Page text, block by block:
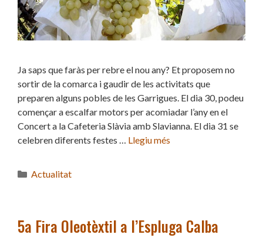
Ja saps que faràs per rebre el nou any? Et proposem no
sortir de la comarca i gaudir de les activitats que
preparen alguns pobles de les Garrigues. El dia 30, podeu
començar a escalfar motors per acomiadar l’any en el
Concert a la Cafeteria Slàvia amb Slavianna. El dia 31 se
celebren diferents festes … Llegiu més
Categories
Actualitat
5a Fira Oleotèxtil a l’Espluga Calba